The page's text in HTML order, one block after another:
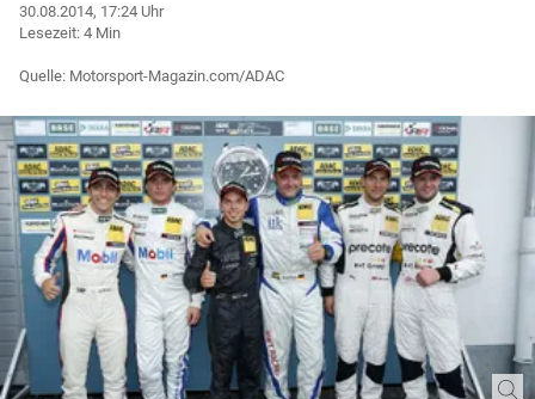
30.08.2014, 17:24 Uhr
Lesezeit: 4 Min
Quelle: Motorsport-Magazin.com/ADAC